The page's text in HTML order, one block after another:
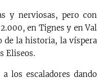
y nerviosas, pero con
en Tignes y en Val
de la historia, la víspera
Eliseos.
los escaladores dando